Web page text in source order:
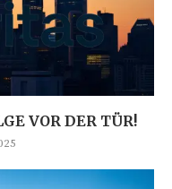
VOR DER TÜR!